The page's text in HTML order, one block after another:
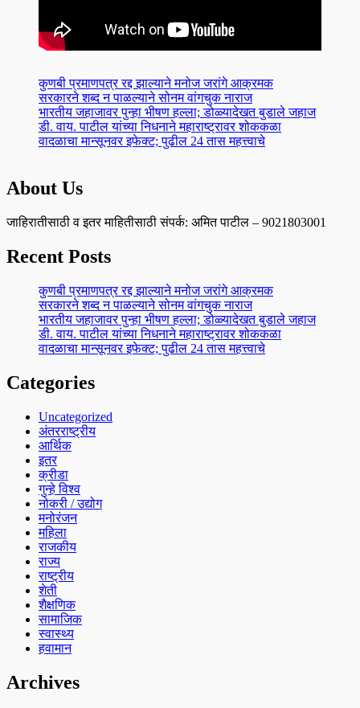
कुणबी प्रमाणपत्र रद्द झाल्याने मनोज जरांगे आक्रमक
सरकारने शब्द न पाळल्याने सोनम वांगचुक नाराज
भारतीय जहाजावर पुन्हा भीषण हल्ला; डोळ्यादेखत बुडाले जहाज
डी. वाय. पाटील यांच्या निधनाने महाराष्ट्रावर शोककळा
वादळाचा मान्सूनवर इफेक्ट; पुढील 24 तास महत्त्वाचे
About Us
जाहिरातीसाठी व इतर माहितीसाठी संपर्क: अमित पाटील – 9021803001
Recent Posts
कुणबी प्रमाणपत्र रद्द झाल्याने मनोज जरांगे आक्रमक
सरकारने शब्द न पाळल्याने सोनम वांगचुक नाराज
भारतीय जहाजावर पुन्हा भीषण हल्ला; डोळ्यादेखत बुडाले जहाज
डी. वाय. पाटील यांच्या निधनाने महाराष्ट्रावर शोककळा
वादळाचा मान्सूनवर इफेक्ट; पुढील 24 तास महत्त्वाचे
Categories
Uncategorized
अंतरराष्ट्रीय
आर्थिक
इतर
क्रीडा
गुन्हे विश्व
नोकरी / उद्योग
मनोरंजन
महिला
राजकीय
राज्य
राष्ट्रीय
शेती
शैक्षणिक
सामाजिक
स्वास्थ्य
हवामान
Archives